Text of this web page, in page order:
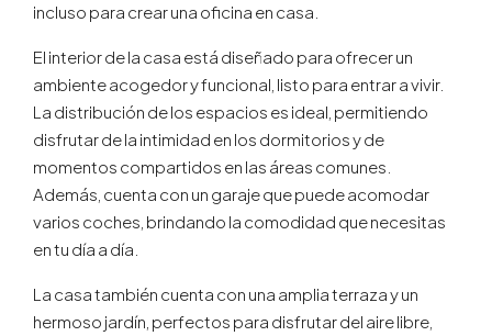
incluso para crear una oficina en casa.
El interior de la casa está diseñado para ofrecer un
ambiente acogedor y funcional, listo para entrar a vivir.
La distribución de los espacios es ideal, permitiendo
disfrutar de la intimidad en los dormitorios y de
momentos compartidos en las áreas comunes.
Además, cuenta con un garaje que puede acomodar
varios coches, brindando la comodidad que necesitas
en tu día a día.
La casa también cuenta con una amplia terraza y un
hermoso jardín, perfectos para disfrutar del aire libre,